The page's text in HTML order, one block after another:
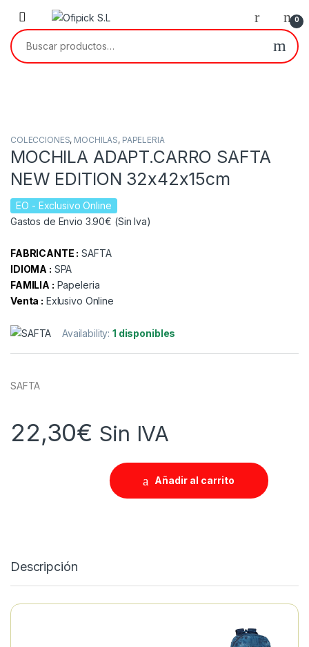
Skip to navigation
Skip to content
0
Buscar por:
COLECCIONES, MOCHILAS, PAPELERIA
MOCHILA ADAPT.CARRO SAFTA
NEW EDITION 32x42x15cm
EO - Exclusivo Online
Gastos de Envio 3.90€ (Sin Iva)
FABRICANTE : SAFTA
IDIOMA : SPA
FAMILIA : Papeleria
Venta : Exlusivo Online
Availability:1 disponibles
SAFTA
22,30€ Sin IVA
Añadir al carrito
Descripción